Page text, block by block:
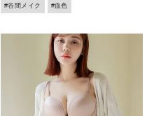
#谷間メイク #血色